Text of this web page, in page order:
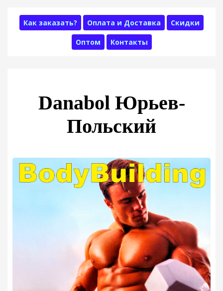
Как заказать? Оплата и Доставка Скидки
Оптом Контакты
Danabol Юрьев-
Польский